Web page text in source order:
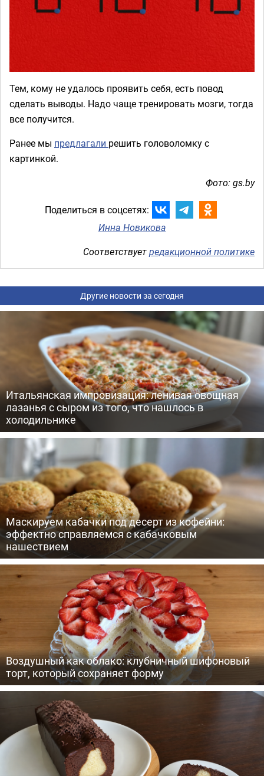
Тем, кому не удалось проявить себя, есть повод
сделать выводы. Надо чаще тренировать мозги, тогда
все получится.
Ранее мы предлагали решить головоломку с
картинкой.
Фото: gs.by
Поделиться в соцсетях:
Инна Новикова
Соответствуетредакционной политике
Другие новости за сегодня
Итальянская импровизация: ленивая овощная
лазанья с сыром из того, что нашлось в
холодильнике
Маскируем кабачки под десерт из кофейни:
эффектно справляемся с кабачковым
нашествием
Воздушный как облако: клубничный шифоновый
торт, который сохраняет форму